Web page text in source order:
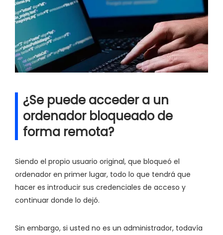
¿Se puede acceder a un
ordenador bloqueado de
forma remota?
Siendo el propio usuario original, que bloqueó el
ordenador en primer lugar, todo lo que tendrá que
hacer es introducir sus credenciales de acceso y
continuar donde lo dejó.
Sin embargo, si usted no es un administrador, todavía